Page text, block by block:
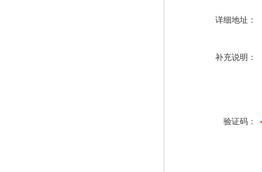
详细地址：
补充说明：
验证码：